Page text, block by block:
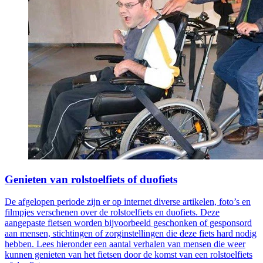
Genieten van rolstoelfiets of duofiets
De afgelopen periode zijn er op internet diverse artikelen, foto’s en
filmpjes verschenen over de rolstoelfiets en duofiets. Deze
aangepaste fietsen worden bijvoorbeeld geschonken of gesponsord
aan mensen, stichtingen of zorginstellingen die deze fiets hard nodig
hebben. Lees hieronder een aantal verhalen van mensen die weer
kunnen genieten van het fietsen door de komst van een rolstoelfiets